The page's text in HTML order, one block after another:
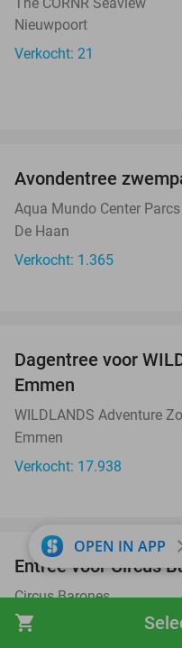
shopping_cart
Nieuwpoort
Verkocht: 21
Avondentree
Aqua Mundo Center
De Haan
Verkocht: 1.365
Dagentree voor
Emmen
WILDLANDS Adventure
Emmen
Verkocht: 17.938
Entree voor Circus
Circus Barones
Bredene (+3 locaties)
OPEN IN APP